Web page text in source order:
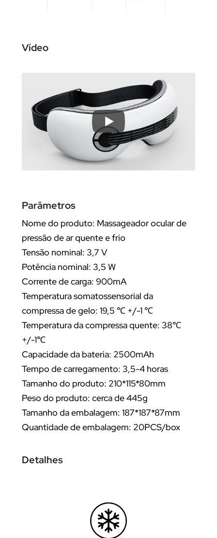
Vídeo
Parâmetros
Nome do produto: Massageador ocular de
pressão de ar quente e frio
Tensão nominal: 3,7 V
Potência nominal: 3,5 W
Corrente de carga: 900mA
Temperatura somatossensorial da
compressa de gelo: 19,5 ℃ +/-1 ℃
Temperatura da compressa quente: 38℃
+/-1℃
Capacidade da bateria: 2500mAh
Tempo de carregamento: 3,5-4 horas
Tamanho do produto: 210*115*80mm
Peso do produto: cerca de 445g
Tamanho da embalagem: 187*187*87mm
Quantidade de embalagem: 20PCS/box
Detalhes